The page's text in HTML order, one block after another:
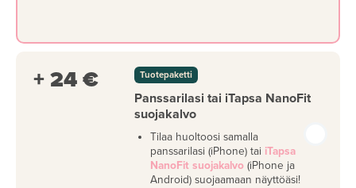
+ 24 € Tuotepaketti
Panssarilasi tai iTapsa NanoFit
suojakalvo
Tilaa huoltoosi samalla
panssarilasi (iPhone) tai iTapsa
NanoFit suojakalvo (iPhone ja
Android) suojaamaan näyttöäsi!